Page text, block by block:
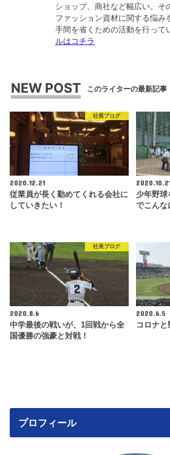
ショップ、商社など幅広い。そ
ファッション資材に関する悩み
手間を省くための活動を行って
ルはコチラ
NEW POST このライターの最新記事
社長ブログ
2020.12.21
従業員が長く勤めてくれる会社に
していきたい！
少年野球
でこんな
社長ブログ
2020.8.6
中学最後の戦いが、1回戦から全
国優勝の強豪と対戦！
2020.6.5
コロナと
プロフィール